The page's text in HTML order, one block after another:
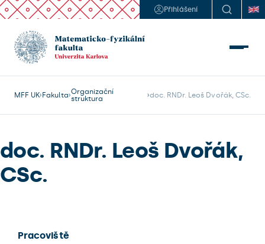
Přihlášení
MFF UK Fakulta Organizační
struktura
doc. RNDr. Leoš Dvořák, CSc.
doc. RNDr. Leoš Dvořák,
CSc.
Pracoviště